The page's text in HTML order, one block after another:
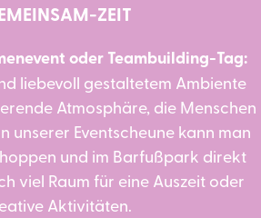
ZEIT
oder Teambuilding-Tag:
liebevoll gestaltetem Ambiente
Atmosphäre, die Menschen
unserer Eventscheune kann man
und im Barfußpark direkt
viel Raum für eine Auszeit oder
Aktivitäten.